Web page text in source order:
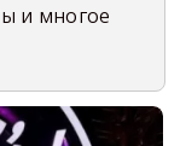
и многое